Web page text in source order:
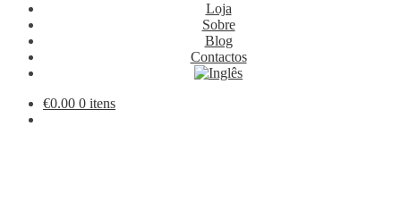
Loja
Sobre
Blog
Contactos
€0.00 0 itens